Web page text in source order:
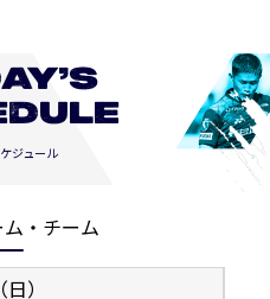
ジュール
ム・チーム
）